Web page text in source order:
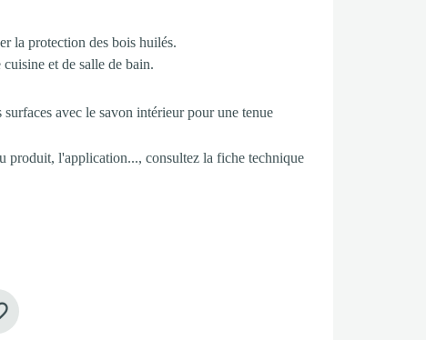
la protection des bois huilés.
et de salle de bain.
avec le savon intérieur pour une tenue
produit, l'application..., consultez la fiche technique